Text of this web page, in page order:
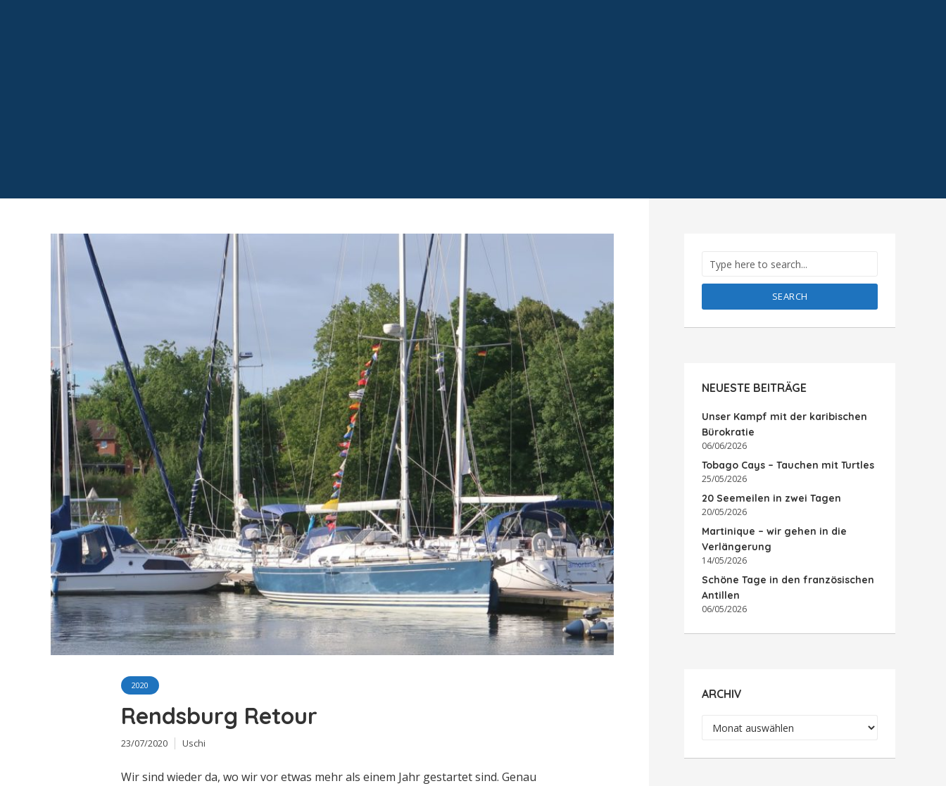
2020
Rendsburg Retour
23/07/2020 Uschi
Wir sind wieder da, wo wir vor etwas mehr als einem Jahr gestartet sind. Genau
SEARCH
NEUESTE BEITRÄGE
Unser Kampf mit der karibischen
Bürokratie
06/06/2026
Tobago Cays – Tauchen mit Turtles
25/05/2026
20 Seemeilen in zwei Tagen
20/05/2026
Martinique – wir gehen in die
Verlängerung
14/05/2026
Schöne Tage in den französischen
Antillen
06/05/2026
ARCHIV
Archiv